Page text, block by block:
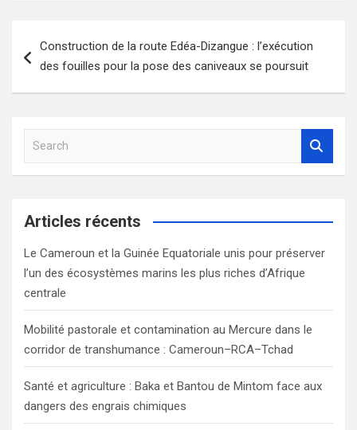
de
Construction de la route Edéa-Dizangue : l’exécution
des fouilles pour la pose des caniveaux se poursuit
a
c
Articles récents
Le Cameroun et la Guinée Equatoriale unis pour préserver
l’un des écosystèmes marins les plus riches d’Afrique
centrale
Mobilité pastorale et contamination au Mercure dans le
corridor de transhumance : Cameroun–RCA–Tchad
Santé et agriculture : Baka et Bantou de Mintom face aux
dangers des engrais chimiques